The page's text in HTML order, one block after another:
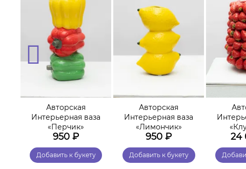
Авторская
Интерьерная ваза
«Перчик»
950 ₽
Добавить к букету
Авторская
Интерьерная ваза
«Лимончик»
950 ₽
Добавить к букету
24